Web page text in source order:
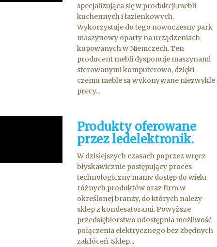
specjalizująca się w produkcji mebli
kuchennych i łazienkowych.
Wykorzystuje do tego nowoczesny park
maszynowy oparty na urządzeniach
kupowanych w Niemczech. Ten
producent mebli dysponuje maszynami
sterowanymi komputerowo, dzięki
czemu meble są wykonywane niezwykle
precy...
Produkty oferowane
przez ledelektronik.
W dzisiejszych czasach poprzez wręcz
błyskawicznie postępujący proces
technologiczny mamy dostęp do wielu
różnych produktów oraz firm w
określonej branży, do których należy
sklep z kondesatorami. Powyższe
przedsiębiorstwo udostępnia możliwość
połączenia elektrycznego bez zbędnych
zakłóceń. Sklep...